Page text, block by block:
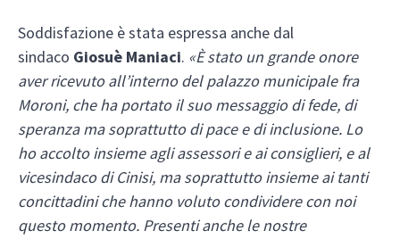
Soddisfazione è stata espressa anche dal
sindaco Giosuè Maniaci. «È stato un grande onore
aver ricevuto all’interno del palazzo municipale fra
Moroni, che ha portato il suo messaggio di fede, di
speranza ma soprattutto di pace e di inclusione. Lo
ho accolto insieme agli assessori e ai consiglieri, e al
vicesindaco di Cinisi, ma soprattutto insieme ai tanti
concittadini che hanno voluto condividere con noi
questo momento. Presenti anche le nostre